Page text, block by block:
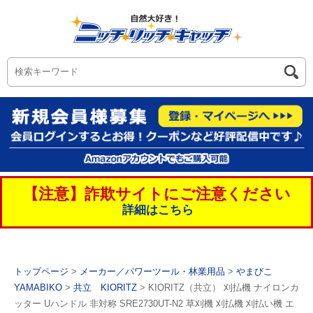
【注意】詐欺サイトにご注意ください
詳細はこちら
トップページ > メーカー／パワーツール・林業用品 > やまびこ
YAMABIKO > 共立 KIORITZ > KIORITZ（共立） 刈払機 ナイロンカ
ッター Uハンドル 非対称 SRE2730UT-N2 草刈機 刈払機 刈払い機 エ